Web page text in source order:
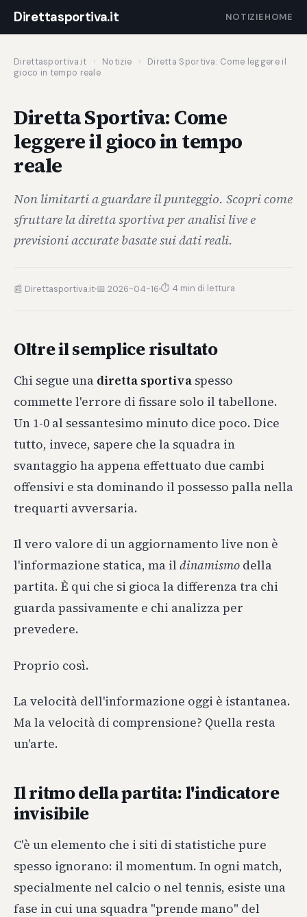
Direttasportiva.it NOTIZIEHOME
Direttasportiva.it › Notizie ›
Diretta Sportiva: Come leggere il
gioco in tempo reale
Diretta Sportiva: Come
leggere il gioco in tempo
reale
Non limitarti a guardare il punteggio. Scopri come
sfruttare la diretta sportiva per analisi live e
previsioni accurate basate sui dati reali.
📰 Direttasportiva.it 📅 2026-04-16 ⏱ 4 min di lettura
Oltre il semplice risultato
Chi segue una diretta sportiva spesso
commette l'errore di fissare solo il tabellone.
Un 1-0 al sessantesimo minuto dice poco. Dice
tutto, invece, sapere che la squadra in
svantaggio ha appena effettuato due cambi
offensivi e sta dominando il possesso palla nella
trequarti avversaria.
Il vero valore di un aggiornamento live non è
l'informazione statica, ma il dinamismo della
partita. È qui che si gioca la differenza tra chi
guarda passivamente e chi analizza per
prevedere.
Proprio così.
La velocità dell'informazione oggi è istantanea.
Ma la velocità di comprensione? Quella resta
un'arte.
Il ritmo della partita: l'indicatore
invisibile
C'è un elemento che i siti di statistiche pure
spesso ignorano: il momentum. In ogni match,
specialmente nel calcio o nel tennis, esiste una
fase in cui una squadra "prende mano" del